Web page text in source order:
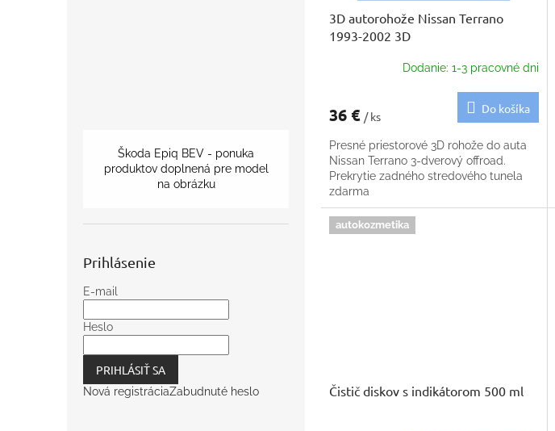
Škoda Epiq BEV - ponuka
produktov doplnená pre model
na obrázku
Prihlásenie
E-mail
Heslo
PRIHLÁSIŤ SA
Nová registráciaZabudnuté heslo
3D autorohože Nissan Terrano
1993-2002 3D
Dodanie: 1-3 pracovné dni
36 € / ks
Do košíka
Presné priestorové 3D rohože do auta
Nissan Terrano 3-dverový offroad.
Prekrytie zadného stredového tunela
zdarma
autokozmetika
Čistič diskov s indikátorom 500 ml